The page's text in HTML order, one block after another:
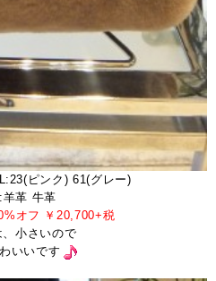
ピンク) 61(グレー)
羊革 牛革
オフ ￥20,700+税
、小さいので
いいです